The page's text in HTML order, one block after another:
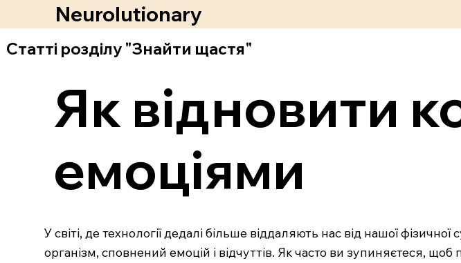
Neurolutionary
Статті розділу "Знайти щастя"
Як відновити
емоціями
У світі, де технології дедалі більше віддаляють нас від нашої
організм, сповнений емоцій і відчуттів. Як часто ви зупиняєтеся,